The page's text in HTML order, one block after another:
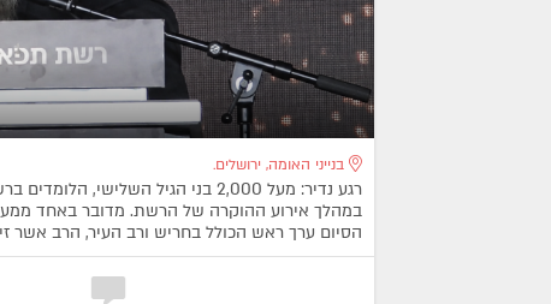
בנייני האומה, ירושלים.
רגע נדיר: מעל 2,000 בני הגיל
במהלך אירוע ההוקרה של הרשת. מדובר באחד
הסיום ערך ראש הכולל בחריש ורב העיר, הרב אשר